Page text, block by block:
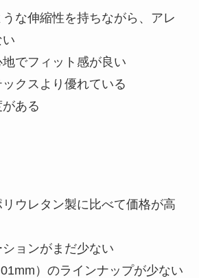
うな伸縮性を持ちながら、アレ
地でフィット感が良い
ックスより優れている
がある
リウレタン製に比べて価格が高
ションがまだ少ない
）のラインナップが少ない